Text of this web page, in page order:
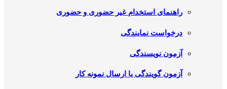
راهنمای استخدام غیر حضوری و حضوری
درخواست نمایندگی
آزمون نویسندگی
آزمون گویندگی یا ارسال نمونه کار